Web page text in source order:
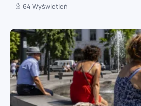
64 Wyświetleń